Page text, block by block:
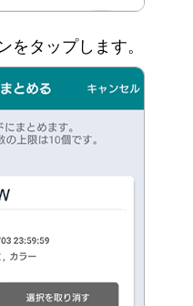
をタップします。